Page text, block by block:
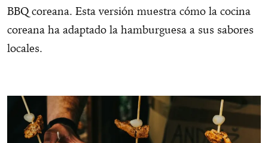
BBQ coreana. Esta versión muestra cómo la cocina
coreana ha adaptado la hamburguesa a sus sabores
locales.